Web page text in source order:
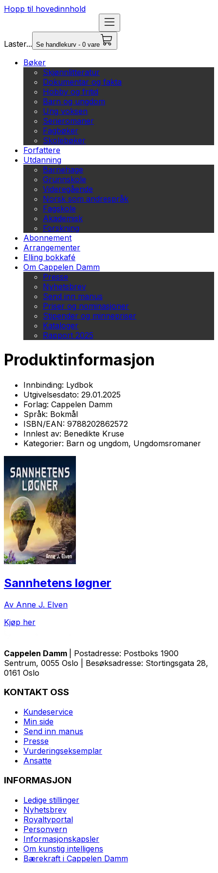
Hopp til hovedinnhold
Laster... Se handlekurv - 0 vare
Bøker
Skjønnlitteratur
Dokumentar og fakta
Hobby og fritid
Barn og ungdom
Ung voksen
Serieromaner
Fagbøker
Skolebøker
Forfattere
Utdanning
Barnehage
Grunnskole
Videregående
Norsk som andrespråk
Fagskole
Akademisk
Forskning
Abonnement
Arrangementer
Elling bokkafé
Om Cappelen Damm
Presse
Nyhetsbrev
Send inn manus
Priser og nominasjoner
Stipender og minnepriser
Kataloger
Rapport 2025
Produktinformasjon
Innbinding: Lydbok
Utgivelsesdato: 29.01.2025
Forlag: Cappelen Damm
Språk: Bokmål
ISBN/EAN: 9788202862572
Innlest av: Benedikte Kruse
Kategorier: Barn og ungdom, Ungdomsromaner
Sannhetens løgner
Av Anne J. Elven
Kjøp her
Cappelen Damm
| Postadresse: Postboks 1900
Sentrum, 0055 Oslo | Besøksadresse: Stortingsgata 28,
0161 Oslo
KONTAKT OSS
Kundeservice
Min side
Send inn manus
Presse
Vurderingseksemplar
Ansatte
INFORMASJON
Ledige stillinger
Nyhetsbrev
Royaltyportal
Personvern
Informasjonskapsler
Om kunstig intelligens
Bærekraft i Cappelen Damm